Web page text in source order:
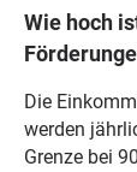
Wie hoch
Die
werden
Grenze bei